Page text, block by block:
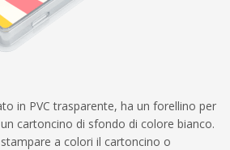
in PVC trasparente, ha un forellino per
cartoncino di sfondo di colore bianco.
a colori il cartoncino o